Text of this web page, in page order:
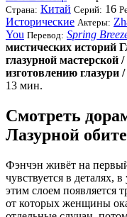
Страна: Китай Серий: 16
Исторические Актеры:
You Перевод: Spring
мистических историй
глазурной
изготовлению глазури
13 мин.
Смотреть
Лазурной
Фэнчэн живёт на
чувствуется в деталях,
этим слоем появляется
от которых женщины